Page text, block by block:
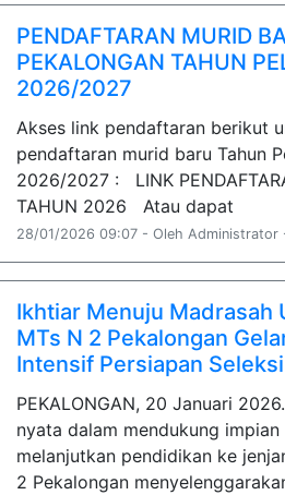
PENDAFTARAN MURID
PEKALONGAN TAHUN
2026/2027
Akses link pendaftaran berikut
pendaftaran murid baru Tahun
2026/2027 : LINK
TAHUN 2026 Atau dapat
28/01/2026 09:07 - Oleh Administrator
Ikhtiar Menuju Madrasah
MTs N 2 Pekalongan
Intensif Persiapan
PEKALONGAN, 20 Januari
nyata dalam mendukung impian
melanjutkan pendidikan ke
2 Pekalongan